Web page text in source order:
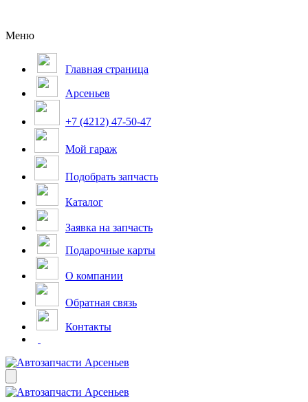
Меню
Главная страница
Арсеньев
+7 (4212) 47-50-47
Мой гараж
Подобрать запчасть
Каталог
Заявка на запчасть
Подарочные карты
О компании
Обратная связь
Контакты